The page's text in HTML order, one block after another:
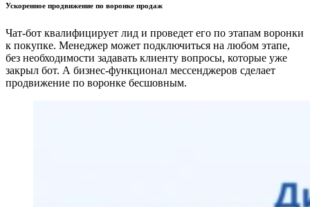
Ускоренное продвижение по воронке продаж
Чат-бот квалифицирует лид и проведет его по этапам воронки
к покупке. Менеджер может подключиться на любом этапе,
без необходимости задавать клиенту вопросы, которые уже
закрыл бот. А бизнес-функционал мессенджеров сделает
продвижение по воронке бесшовным.